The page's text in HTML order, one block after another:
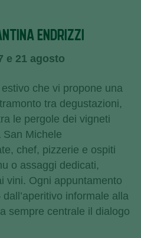
ENDRIZZI
e 21 agosto
che vi propone una
tra degustazioni,
le pergole dei vigneti
San Michele
chef, pizzerie e ospiti
o assaggi dedicati,
vini. Ogni appuntamento
informale alla
sempre centrale il dialogo